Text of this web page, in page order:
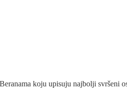
koju upisuju najbolji svršeni